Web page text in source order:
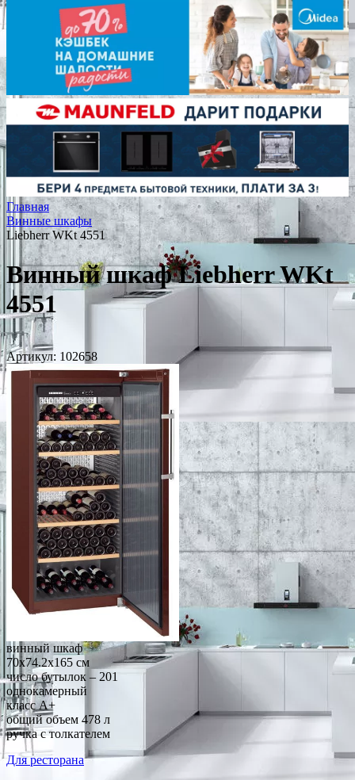
Главная
Винные шкафы
Liebherr WKt 4551
Винный шкаф Liebherr WKt
4551
Артикул: 102658
винный шкаф
70x74.2x165 см
число бутылок – 201
однокамерный
класс A+
общий объем 478 л
ручка с толкателем
Для ресторана